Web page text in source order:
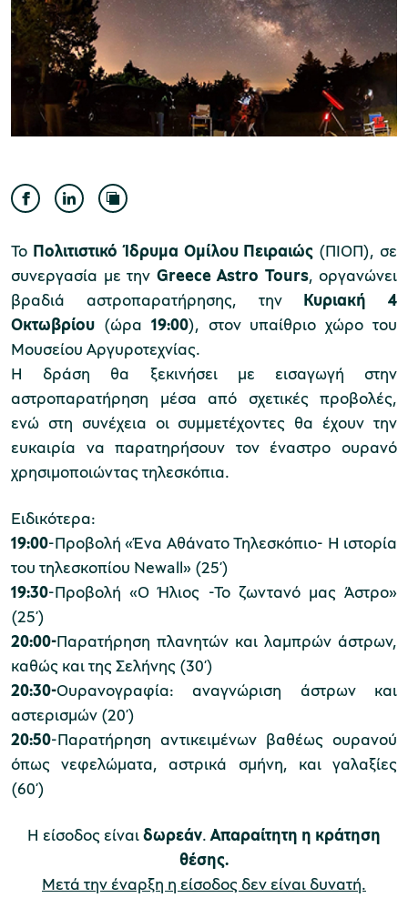
Μουσείο Ελιάς και Ελληνικού Λαδιού
Μουσείο Βιομηχανικής Ελαιουργίας
Μουσείο Πλινθοκεραμοποιίας N. & Σ.
Τσαλαπάτα
Μουσείο Μαρμαροτεχνίας
Μουσείο Περιβάλλοντος Στυμφαλίας
Μουσείο Μαστίχας Χίου
Μουσείο Αργυροτεχνίας
ομάδες
προγράμματα
Το Πολιτιστικό Ίδρυμα Ομίλου Πειραιώς (ΠΙΟΠ), σε
συνεργασία με την GreeceAstro Tours, οργανώνει
βραδιά αστροπαρατήρησης, την Κυριακή 4
Οκτωβρίου (ώρα 19:00), στον υπαίθριο χώρο του
Μουσείου Αργυροτεχνίας.
Η δράση θα ξεκινήσει με εισαγωγή στην
αστροπαρατήρηση μέσα από σχετικές προβολές,
ενώ στη συνέχεια οι συμμετέχοντες θα έχουν την
ευκαιρία να παρατηρήσουν τον έναστρο ουρανό
χρησιμοποιώντας τηλεσκόπια.
Ειδικότερα:
19:00-Προβολή «Ένα Αθάνατο Τηλεσκόπιο- Η ιστορία
του τηλεσκοπίου Newall» (25’)
19:30-Προβολή «Ο Ήλιος -Το ζωντανό μας Άστρο»
(25’)
20:00-Παρατήρηση πλανητών και λαμπρών άστρων,
καθώς και της Σελήνης (30’)
20:30-Ουρανογραφία: αναγνώριση άστρων και
αστερισμών (20’)
20:50-Παρατήρηση αντικειμένων βαθέως ουρανού
όπως νεφελώματα, αστρικά σμήνη, και γαλαξίες
(60’)
Η είσοδος είναιδωρεάν.Απαραίτητη η κράτηση
θέσης.
Μετά την έναρξη η είσοδος δεν είναι δυνατή.